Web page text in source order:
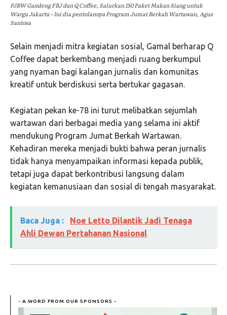
PJBW Gandeng FBJ dan Q Coffee, Salurkan 150 Paket Makan Siang untuk
Warga Jakarta – Ini dia pentolannya Program Jumat Berkah Wartawan, Agus
Santosa
Selain menjadi mitra kegiatan sosial, Gamal berharap Q
Coffee dapat berkembang menjadi ruang berkumpul
yang nyaman bagi kalangan jurnalis dan komunitas
kreatif untuk berdiskusi serta bertukar gagasan.
Kegiatan pekan ke-78 ini turut melibatkan sejumlah
wartawan dari berbagai media yang selama ini aktif
mendukung Program Jumat Berkah Wartawan.
Kehadiran mereka menjadi bukti bahwa peran jurnalis
tidak hanya menyampaikan informasi kepada publik,
tetapi juga dapat berkontribusi langsung dalam
kegiatan kemanusiaan dan sosial di tengah masyarakat.
Baca Juga :
Noe Letto Dilantik Jadi Tenaga
Ahli Dewan Pertahanan Nasional
- A WORD FROM OUR SPONSORS -